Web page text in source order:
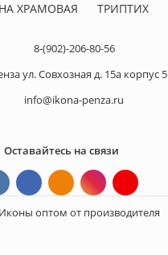
ХРАМОВАЯ
ТРИПТИХ
8-(902)-206-80-56
ул. Совхозная д. 15а корпус 5
info@ikona-penza.ru
Оставайтесь на связи
оптом от производителя